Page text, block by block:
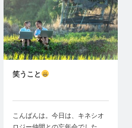
笑うこと
こんばんは。今日は、キネシオ